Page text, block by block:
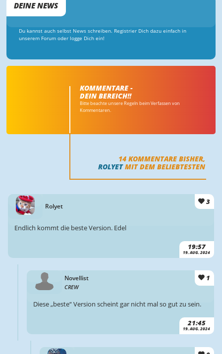
DEINE NEWS
Du kannst auch selbst News schreiben. Registrier Dich dazu einfach in
unserem Forum oder logge Dich ein!
KOMMENTARE -
DEIN BEREICH!!
Bitte beachte unsere Regeln beim Verfassen von
Kommentaren.
14 KOMMENTARE BISHER,
ROLYETMIT DEM BELIEBTESTEN
Rolyet
3
19:57
19. AUG. 2024
Endlich kommt die beste Version. Edel
Novellist
CREW
1
21:45
19. AUG. 2024
Diese „beste“ Version scheint gar nicht mal so gut zu sein.